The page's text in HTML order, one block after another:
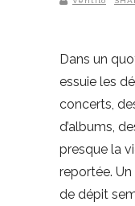
Dans un
essuie les
concerts,
d’albums,
presque la
reportée.
de dépit